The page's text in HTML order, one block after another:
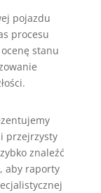
pojazdu
procesu
stanu
przejrzysty
znaleźć
aby raporty